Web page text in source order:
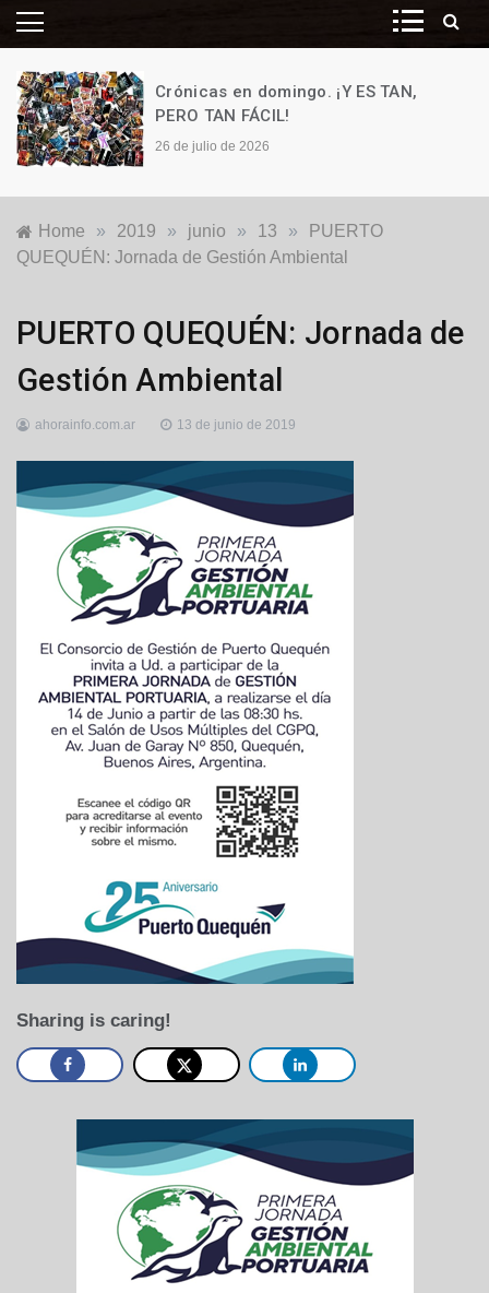
Crónicas en domingo. ¡Y ES TAN,
PERO TAN FÁCIL!
26 de julio de 2026
Home » 2019 » junio » 13 »
PUERTO
QUEQUÉN: Jornada de Gestión Ambiental
Generales ,
Locales ,
Puerto
Quequén
PUERTO QUEQUÉN: Jornada de
Gestión Ambiental
ahorainfo.com.ar 13 de junio de 2019
Sharing is caring!